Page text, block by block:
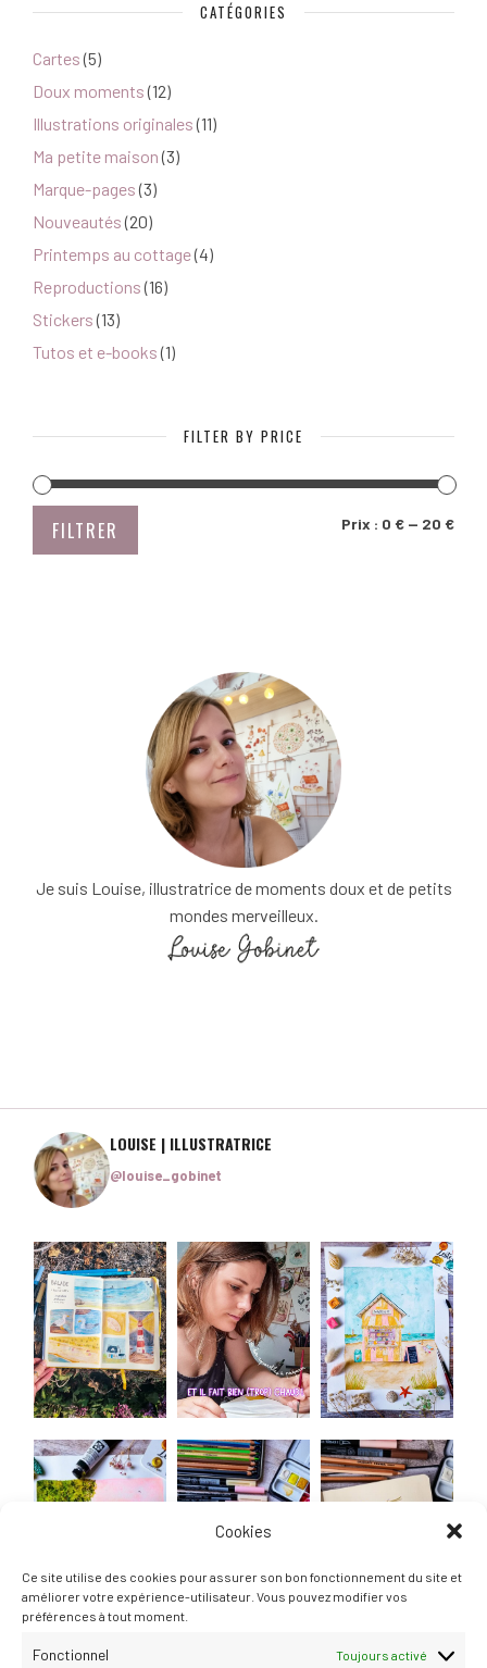
Cookies
Ce site utilise des cookies pour assurer son bon fonctionnement du site et
améliorer votre expérience-utilisateur. Vous pouvez modifier vos
préférences à tout moment.
Fonctionnel Toujours activé
options
CATÉGORIES
Cartes (5)
Doux moments (12)
Illustrations originales (11)
Ma petite maison (3)
Marque-pages (3)
Nouveautés (20)
Printemps au cottage(4)
Reproductions (16)
Stickers (13)
Tutos et e-books (1)
FILTER BY PRICE
PRIX
MIN
PRIX
MAX
FILTRER Prix : 0 € — 20 €
Je suis Louise, illustratrice de moments doux et de petits
mondes merveilleux.
LOUISE | ILLUSTRATRICE
@louise_gobinet